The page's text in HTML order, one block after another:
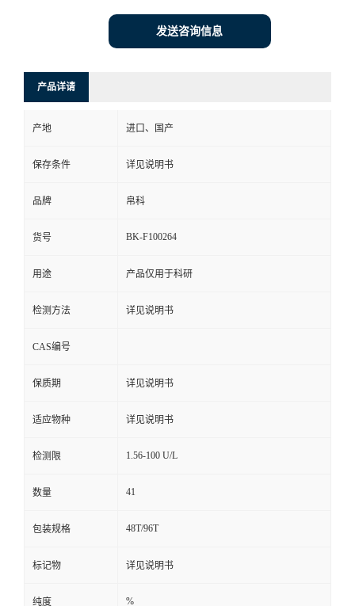
发送咨询信息
产品详请
产地 进口、国产
保存条件 详见说明书
品牌 帛科
货号 BK-F100264
用途 产品仅用于科研
检测方法 详见说明书
CAS编号
保质期 详见说明书
适应物种 详见说明书
检测限 1.56-100 U/L
数量 41
包装规格 48T/96T
标记物 详见说明书
纯度 %